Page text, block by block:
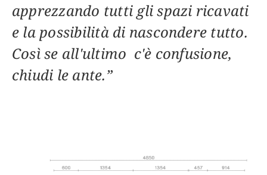
apprezzando tutti gli spazi ricavati
e la possibilità di nascondere tutto.
Così se all'ultimo  c'è confusione,
chiudi le ante.”